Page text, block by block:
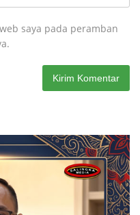
saya pada peramban